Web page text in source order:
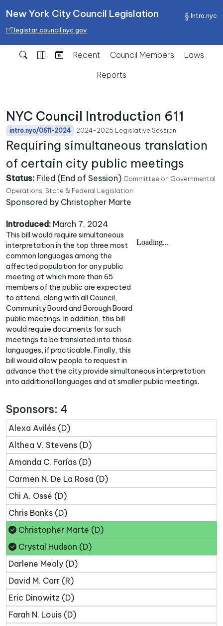
Intro.nyc
New York City Council Legislation
legistar.council.nyc.gov
Recent Council Members
Laws
Reports
NYC Council Introduction 611
intro.nyc/0611-2024 2024-2025 Legislative Session
Requiring simultaneous translation
of certain city public meetings
Status: Filed (End of Session) Committee on Governmental
Operations, State & Federal Legislation
Sponsored by Christopher Marte
Introduced: March 7, 2024
This bill would require simultaneous
interpretation in the top three most
common languages among the
affected population for any public
meeting at which more than 65
members of the public are expected
to attend, along with all Council,
Community Board and Borough Board
public meetings. In addition, this bill
would require documents for such
meetings to be translated into those
languages, if practicable. Finally, this
bill would allow people to request in
advance that the city provide simultaneous interpretation
into additional languages and at smaller public meetings.
Sponsors: 4
Alexa Avilés (D)
Althea V. Stevens (D)
Amanda C. Farías (D)
Carmen N. De La Rosa (D)
Chi A. Ossé (D)
Chris Banks (D)
Christopher Marte (D)
Crystal Hudson (D)
Darlene Mealy (D)
David M. Carr (R)
Eric Dinowitz (D)
Farah N. Louis (D)